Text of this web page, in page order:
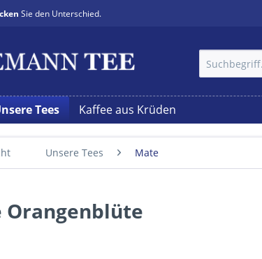
Sie den Unterschied.
Tees Kaffee aus Krüden
Unsere Tees Mate
Orangenblüte